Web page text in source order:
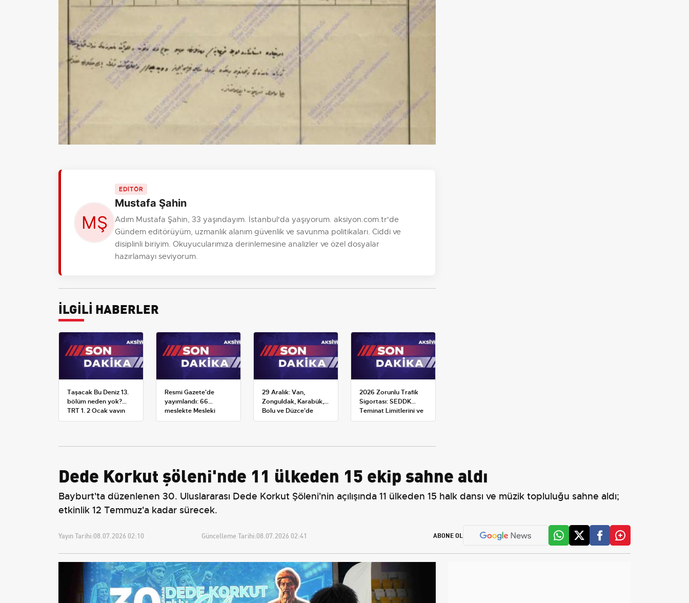
EDİTÖR
Mustafa Şahin
Adım Mustafa Şahin, 33 yaşındayım. İstanbul'da yaşıyorum. aksiyon.com.tr'de
Gündem editörüyüm, uzmanlık alanım güvenlik ve savunma politikaları. Ciddi ve
disiplinli biriyim. Okuyucularımıza derinlemesine analizler ve özel dosyalar
hazırlamayı seviyorum.
İLGİLİ HABERLER
Taşacak Bu Deniz 13.
bölüm neden yok?
TRT 1, 2 Ocak yayın
planını değiştirdi
Resmi Gazete'de
yayımlandı: 66
meslekte Mesleki
Yeterlilik Belgesi
29 Aralık: Van,
Zonguldak, Karabük,
Bolu ve Düzce'de
okullar tatil —
2026 Zorunlu Trafik
Sigortası: SEDDK
Teminat Limitlerini ve
Çoklu Araç Tarifesini
Dede Korkut şöleni'nde 11 ülkeden 15 ekip sahne aldı
Bayburt'ta düzenlenen 30. Uluslararası Dede Korkut Şöleni'nin açılışında 11 ülkeden 15 halk dansı ve müzik topluluğu sahne aldı;
etkinlik 12 Temmuz'a kadar sürecek.
Yayın Tarihi:08.07.2026 02:10 Güncelleme Tarihi:08.07.2026 02:41 ABONE OL